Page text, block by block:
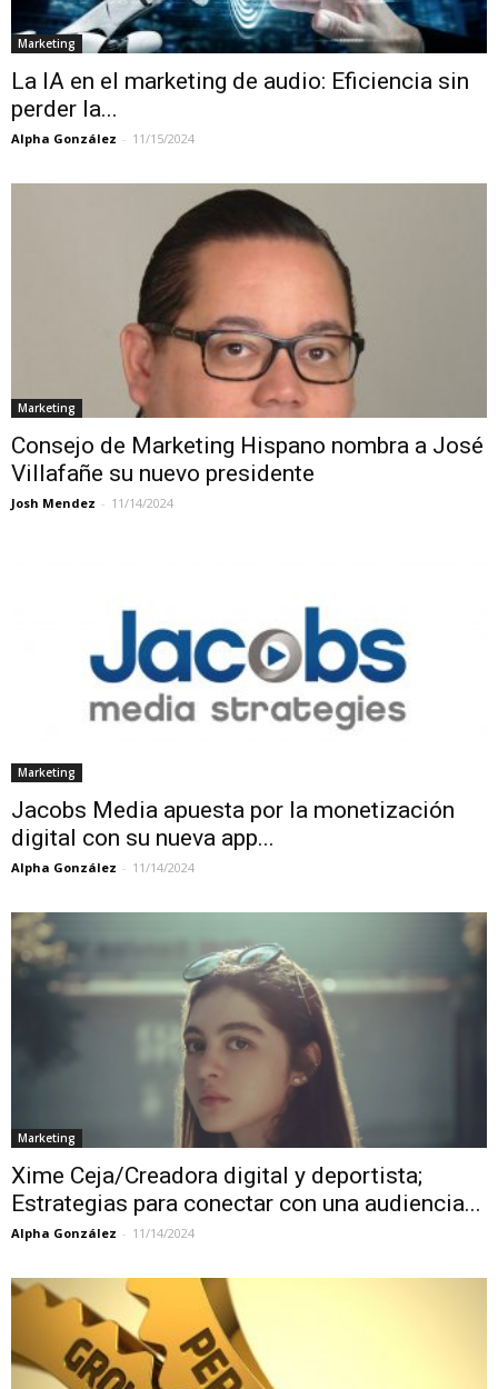
Marketing
La IA en el marketing de audio: Eficiencia sin
perder la...
Alpha González - 11/15/2024
Marketing
Consejo de Marketing Hispano nombra a José
Villafañe su nuevo presidente
Josh Mendez - 11/14/2024
Marketing
Jacobs Media apuesta por la monetización
digital con su nueva app...
Alpha González - 11/14/2024
Marketing
Xime Ceja/Creadora digital y deportista;
Estrategias para conectar con una audiencia...
Alpha González - 11/14/2024